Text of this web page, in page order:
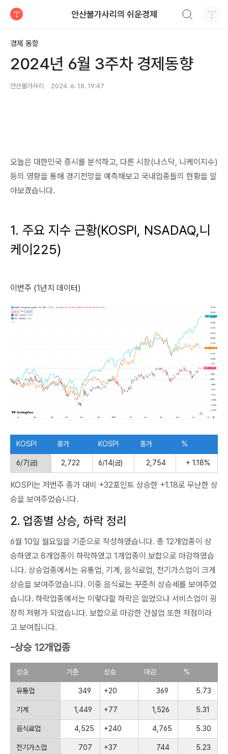
안산불가사리의 쉬운경제
경제 동향
2024년 6월 3주차 경제동향
안산불가사리 2024. 6. 18. 19:47
오늘은 대한민국 증시를 분석하고, 다른 시장(나스닥, 니케이지수)
등의 영향을 통해 경기전망을 예측해보고 국내업종들의 현황을 알
아보겠습니다.
1. 주요 지수 근황(KOSPI, NSADAQ,니
케이225)
이번주 (1년치 데이터)
KOSPI 종가 KOSPI 종가 %
6/7(금) 2,722 6/14(금) 2,754 + 1.18%
KOSPI는 저번주 종가 대비 +32포인트 상승한 +1.18로 무난한 상
승을 보여주었습니다.
2. 업종별 상승, 하락 정리
6월 10일 월요일을 기준으로 작성하였습니다. 총 12개업종이 상
승하였고 8개업종이 하락하였고 1개업종이 보합으로 마감하였습
니다. 상승업종에서는 유통업, 기계, 음식료업, 전기가스업이 크게
상승을 보여주었습니다. 이중 음식료는 꾸준히 상승세를 보여주었
습니다. 하락업종에서는 이렇다할 하락은 없었으나 서비스업이 굉
장히 저평가 되었습니다. 보합으로 마감한 건설업 또한 저점이라
고 보여집니다.
-상승 12개업종
상승 기준 상승 마감 %
유통업 349 +20 369 5.73
기계 1,449 +77 1,526 5.31
음식료업 4,525 +240 4,765 5.30
전기가스업 707 +37 744 5.23